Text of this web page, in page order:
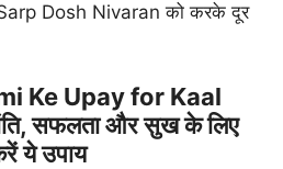
Dosh Nivaran को करके दूर
Ke Upay for Kaal
सफलता और सुख के लिए
ये उपाय